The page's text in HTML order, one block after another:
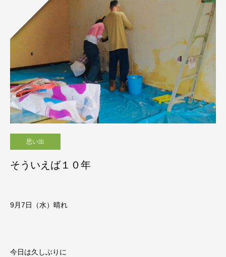
思い出
そういえば１０年
9月7日（水）晴れ
今日は久しぶりに